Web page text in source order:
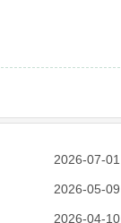
2026-07-01
2026-05-09
2026-04-10